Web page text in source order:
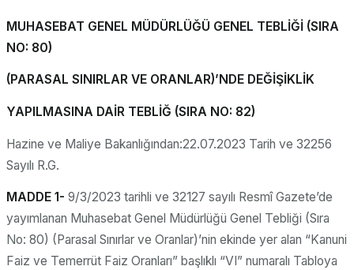
MUHASEBAT GENEL MÜDÜRLÜĞÜ GENEL TEBLİĞİ (SIRA
NO: 80)
(PARASAL SINIRLAR VE ORANLAR)’NDE DEĞİŞİKLİK
YAPILMASINA DAİR TEBLİĞ (SIRA NO: 82)
Hazine ve Maliye Bakanlığından:22.07.2023 Tarih ve 32256
Sayılı R.G.
MADDE 1- 9/3/2023 tarihli ve 32127 sayılı Resmî Gazete’de
yayımlanan Muhasebat Genel Müdürlüğü Genel Tebliği (Sıra
No: 80) (Parasal Sınırlar ve Oranlar)’nin ekinde yer alan “Kanuni
Faiz ve Temerrüt Faiz Oranları” başlıklı “VI” numaralı Tabloya